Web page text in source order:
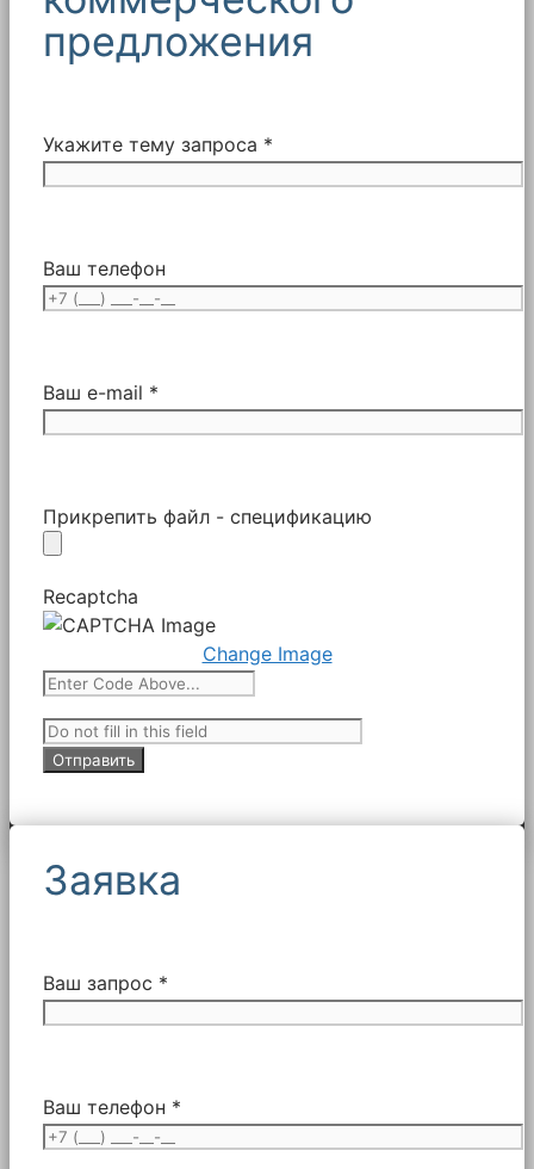
Mikropul
and
other
baghouse
collectors.
предложения
Укажите тему запроса *
Ваш телефон
Ваш e-mail *
Прикрепить файл - спецификацию
Recaptcha
Change Image
Заявка
Ваш запрос *
Ваш телефон *